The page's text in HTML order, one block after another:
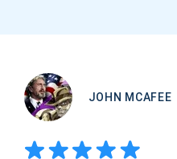
JOHN MCAFEE